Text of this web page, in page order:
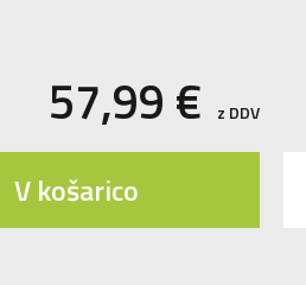
57,99€ z DDV
V košarico